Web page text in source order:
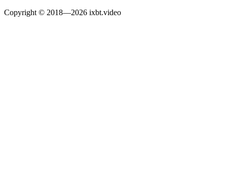
Copyright © 2018—2026 ixbt.video